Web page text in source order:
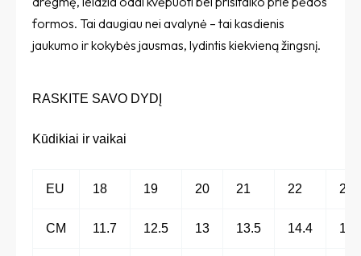
formos. Tai daugiau nei avalynė – tai kasdienis
jaukumo ir kokybės jausmas, lydintis kiekvieną žingsnį.
RASKITE SAVO DYDĮ
Kūdikiai ir vaikai
EU 18 19 20 21 22 23
CM 11.7 12.5 13 13.5 14.4 15